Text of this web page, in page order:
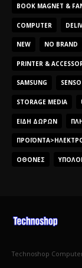
BOOK MAGNET &
COMPUTER
NEW NO BRAND
PRINTER &
SAMSUNG
STORAGE MEDIA
ΕΊΔΗ ΔΏΡΩΝ
ΟΘΌΝΕΣ
Technoshop